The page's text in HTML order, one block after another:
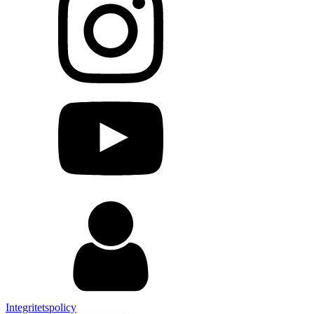
Integritetspolicy